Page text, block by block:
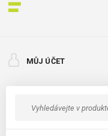
MŮJ ÚČET